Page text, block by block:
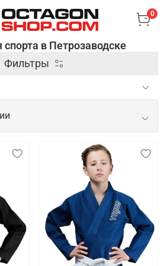
0
в Петрозаводске
Фильтры
для тренировок и
выступлений
— это специальная одежда,
искусствах и
как дзюдо, карате, айкидо и
джитсу. Оно изготавливается из
ткани, которая выдерживает
и частые захваты,